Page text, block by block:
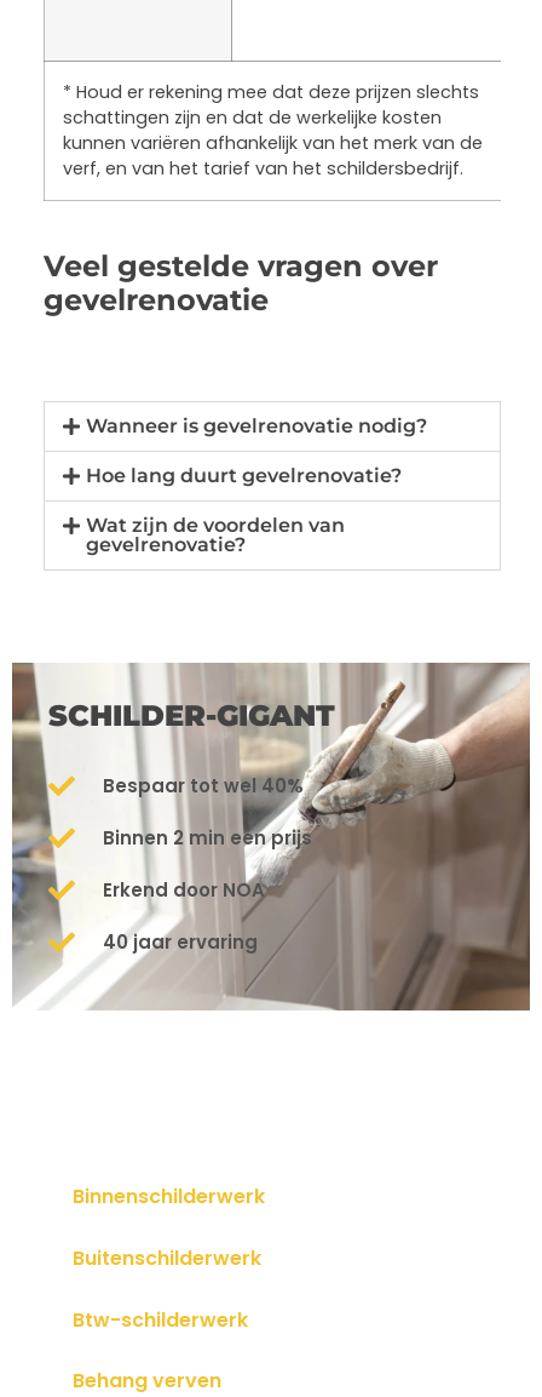
* Houd er rekening mee dat deze prijzen slechts
schattingen zijn en dat de werkelijke kosten
kunnen variëren afhankelijk van het merk van de
verf, en van het tarief van het schildersbedrijf.
Veel gestelde vragen over
gevelrenovatie
Wanneer is gevelrenovatie nodig?
Hoe lang duurt gevelrenovatie?
Wat zijn de voordelen van
gevelrenovatie?
SCHILDER-GIGANT
Bespaar tot wel 40%
Binnen 2 min een prijs
Erkend door NOA
40 jaar ervaring
Binnenschilderwerk
Buitenschilderwerk
Btw-schilderwerk
Behang verven